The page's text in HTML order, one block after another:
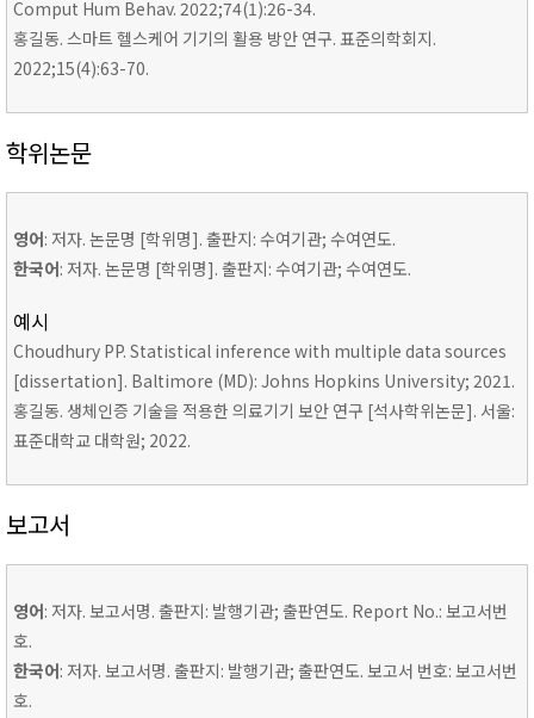
Comput Hum Behav. 2022;74(1):26-34.
홍길동. 스마트 헬스케어 기기의 활용 방안 연구. 표준의학회지.
2022;15(4):63-70.
학위논문
영어: 저자. 논문명 [학위명]. 출판지: 수여기관; 수여연도.
한국어: 저자. 논문명 [학위명]. 출판지: 수여기관; 수여연도.
예시
Choudhury PP. Statistical inference with multiple data sources
[dissertation]. Baltimore (MD): Johns Hopkins University; 2021.
홍길동. 생체인증 기술을 적용한 의료기기 보안 연구 [석사학위논문]. 서울:
표준대학교 대학원; 2022.
보고서
영어: 저자. 보고서명. 출판지: 발행기관; 출판연도. Report No.: 보고서번
호.
한국어: 저자. 보고서명. 출판지: 발행기관; 출판연도. 보고서 번호: 보고서번
호.